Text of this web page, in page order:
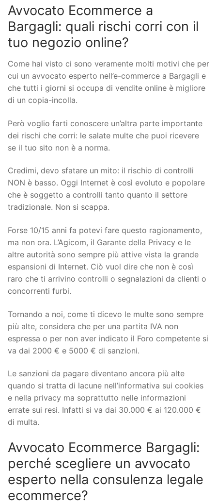
Avvocato Ecommerce a
Bargagli: quali rischi corri con il
tuo negozio online?
Come hai visto ci sono veramente molti motivi che per
cui un avvocato esperto nell’e-commerce a Bargagli e
che tutti i giorni si occupa di vendite online è migliore
di un copia-incolla.
Però voglio farti conoscere un’altra parte importante
dei rischi che corri: le salate multe che puoi ricevere
se il tuo sito non è a norma.
Credimi, devo sfatare un mito: il rischio di controlli
NON è basso. Oggi Internet è così evoluto e popolare
che è soggetto a controlli tanto quanto il settore
tradizionale. Non si scappa.
Forse 10/15 anni fa potevi fare questo ragionamento,
ma non ora. L’Agicom, il Garante della Privacy e le
altre autorità sono sempre più attive vista la grande
espansioni di Internet. Ciò vuol dire che non è così
raro che ti arrivino controlli o segnalazioni da clienti o
concorrenti furbi.
Tornando a noi, come ti dicevo le multe sono sempre
più alte, considera che per una partita IVA non
espressa o per non aver indicato il Foro competente si
va dai 2000 € e 5000 € di sanzioni.
Le sanzioni da pagare diventano ancora più alte
quando si tratta di lacune nell’informativa sui cookies
e nella privacy ma soprattutto nelle informazioni
errate sui resi. Infatti si va dai 30.000 € ai 120.000 €
di multa.
Avvocato Ecommerce Bargagli:
perché scegliere un avvocato
esperto nella consulenza legale
ecommerce?